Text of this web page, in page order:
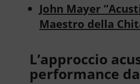
John Mayer
Maestro della
L’approccio
performance